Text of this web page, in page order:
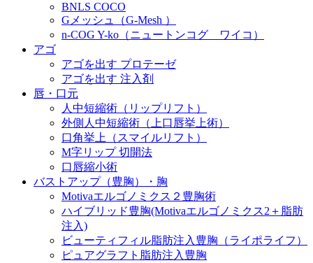
BNLS COCO
Gメッシュ（G-Mesh ）
n-COG Y-ko（ニュートンコグ ワイコ）
アゴ
アゴを出す プロテーゼ
アゴを出す 注入剤
唇・口元
人中短縮術（リップリフト）
外側人中短縮術（上口唇挙上術）
口角挙上（スマイルリフト）
M字リップ 切開法
口唇縮小術
バストアップ（豊胸）・胸
Motivaエルゴノミクス２豊胸術
ハイブリッド豊胸(Motivaエルゴノミクス2＋脂肪
注入)
ビューティフィル脂肪注入豊胸（ライポライフ）
ピュアグラフト脂肪注入豊胸